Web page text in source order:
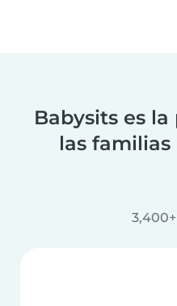
Babysits es
las familias